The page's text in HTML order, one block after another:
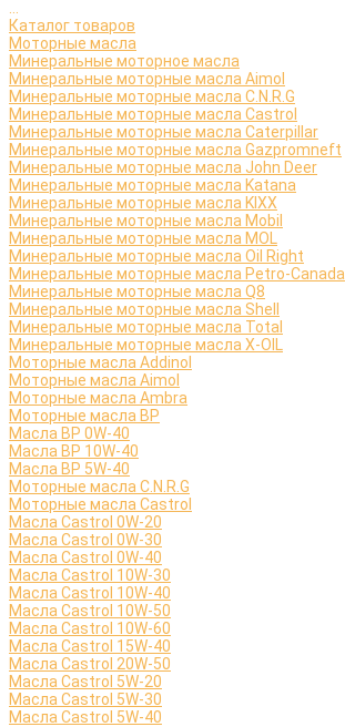
Каталог товаров
Моторные масла
Минеральные моторное масла
Минеральные моторные масла Aimol
Минеральные моторные масла C.N.R.G
Минеральные моторные масла Castrol
Минеральные моторные масла Caterpillar
Минеральные моторные масла Gazpromneft
Минеральные моторные масла John Deer
Минеральные моторные масла Katana
Минеральные моторные масла KIXX
Минеральные моторные масла Mobil
Минеральные моторные масла MOL
Минеральные моторные масла Oil Right
Минеральные моторные масла Petro-Canada
Минеральные моторные масла Q8
Минеральные моторные масла Shell
Минеральные моторные масла Total
Минеральные моторные масла X-OIL
Моторные масла Addinol
Моторные масла Aimol
Моторные масла Ambra
Моторные масла BP
Масла BP 0W-40
Масла BP 10W-40
Масла BP 5W-40
Моторные масла C.N.R.G
Моторные масла Castrol
Масла Castrol 0W-20
Масла Castrol 0W-30
Масла Castrol 0W-40
Масла Castrol 10W-30
Масла Castrol 10W-40
Масла Castrol 10W-50
Масла Castrol 10W-60
Масла Castrol 15W-40
Масла Castrol 20W-50
Масла Castrol 5W-20
Масла Castrol 5W-30
Масла Castrol 5W-40